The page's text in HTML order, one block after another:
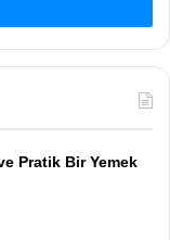
Pratik Bir Yemek